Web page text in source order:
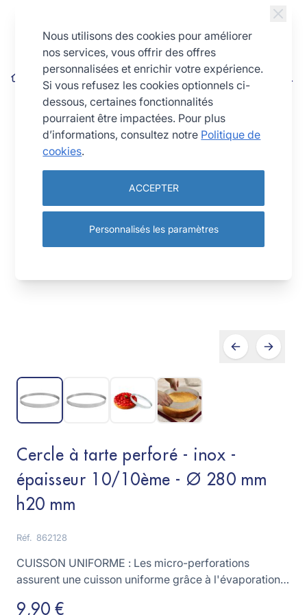
Cercle à tarte perforé - inox - épaisseur 10/10ème - Ø 280 mm
h20 mm
Cercle à tarte perforé - inox -
épaisseur 10/10ème - Ø 280 mm
h20 mm
Réf. 862128
CUISSON UNIFORME : Les micro-perforations
assurent une cuisson uniforme grâce à l'évaporation
diffusion de la chaleur.EFFICACE ET PRATIQUE : La
9,90 €
Nous utilisons des cookies pour améliorer
nos services, vous offrir des offres
personnalisées et enrichir votre expérience.
Si vous refusez les cookies optionnels ci-
dessous, certaines fonctionnalités
pourraient être impactées. Pour plus
d’informations, consultez notre Politique de
cookies.
ACCEPTER
Personnalisés les paramètres